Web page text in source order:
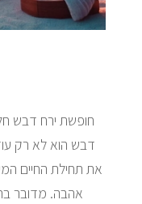
חופשת ירח דבש
דבש הוא לא רק
את תחילת החיים
אהבה. מדובר